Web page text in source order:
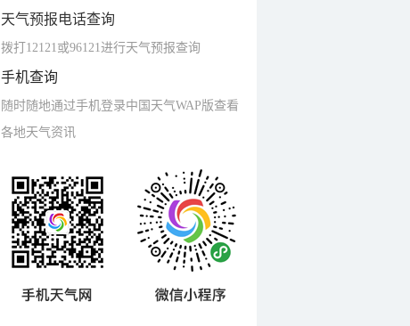
天气预报电话查询
拨打12121或96121进行天气预报查询
手机查询
随时随地通过手机登录中国天气WAP版查看
各地天气资讯